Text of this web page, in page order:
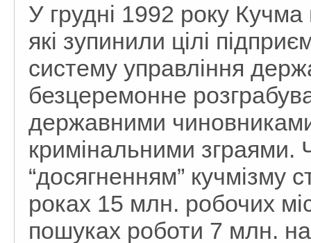
У грудні 1992 року
які зупинили цілі
систему управління
безцеремонне
державними
кримінальними
“досягненням” кучмізму
роках 15 млн. робочих
пошуках роботи 7 млн.